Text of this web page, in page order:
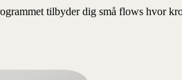
tilbyder dig små flows hvor